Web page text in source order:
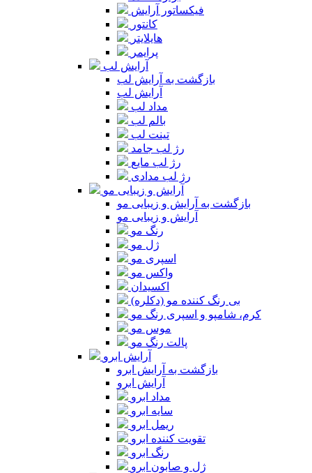
فیکساتور آرایش
کانتور
هایلایتر
پرایمر
آرایش لب
بازگشت به آرایش لب
آرایش لب
مداد لب
بالم لب
تینت لب
رژ لب جامد
رژ لب مایع
رژ لب مدادی
آرایش و زیبایی مو
بازگشت به آرایش و زیبایی مو
آرایش و زیبایی مو
رنگ مو
ژل مو
اسپری مو
واکس مو
اکسیدان
بی رنگ کننده مو (دکلره)
کرم، شامپو و اسپری رنگ مو
موس مو
پالت رنگ مو
آرایش ابرو
بازگشت به آرایش ابرو
آرایش ابرو
مداد ابرو
سایه ابرو
ریمل ابرو
تقویت کننده ابرو
رنگ ابرو
ژل و صابون ابرو